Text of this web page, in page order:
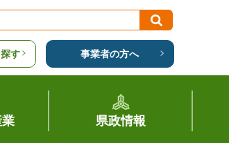
す 事業者の方へ
業 県政情報